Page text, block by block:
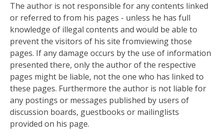
The author is not responsible for any contents linked
or referred to from his pages - unless he has full
knowledge of illegal contents and would be able to
prevent the visitors of his site fromviewing those
pages. If any damage occurs by the use of information
presented there, only the author of the respective
pages might be liable, not the one who has linked to
these pages. Furthermore the author is not liable for
any postings or messages published by users of
discussion boards, guestbooks or mailinglists
provided on his page.